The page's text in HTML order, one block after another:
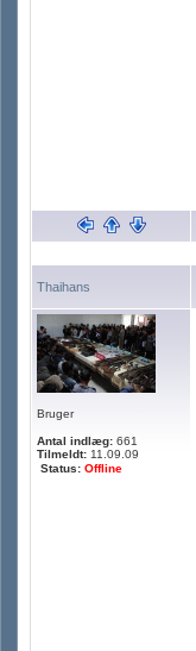
Thaihans
Bruger
Antal indlæg: 661
Tilmeldt: 11.09.09
Status: Offline